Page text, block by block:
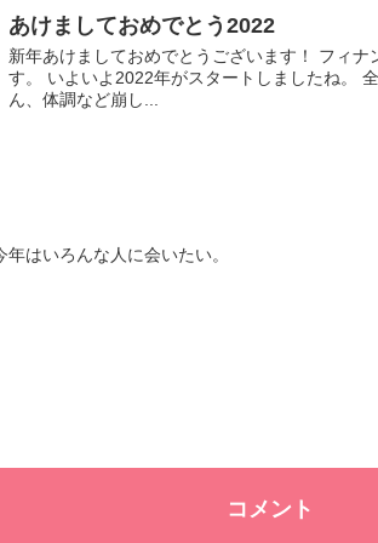
あけましておめでとう2022
新年あけましておめでとうございます！ フィ
す。 いよいよ2022年がスタートしましたね。
ん、体調など崩し...
年はいろんな人に会いたい。
コメント